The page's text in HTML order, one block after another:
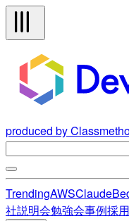
produced by
TrendingAWSClaude
社説明会勉強会事例採用